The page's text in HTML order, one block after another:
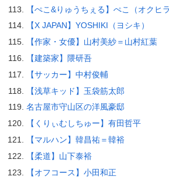
【ぺこ&りゅうちぇる】ぺこ（オクヒ
【X JAPAN】YOSHIKI（ヨシキ）
【作家・女優】山村美紗＝山村紅葉
【建築家】隈研吾
【サッカー】中村俊輔
【浅草キッド】玉袋筋太郎
名古屋市守山区の洋風豪邸
【くりぃむしちゅー】有田哲平
【マルハン】韓昌祐＝韓裕
【柔道】山下泰裕
【オフコース】小田和正